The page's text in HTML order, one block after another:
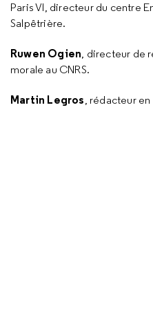
Paris VI, directeur du centre
Salpêtrière.
Ruwen Ogien, directeur de
morale au CNRS.
Martin Legros, rédacteur